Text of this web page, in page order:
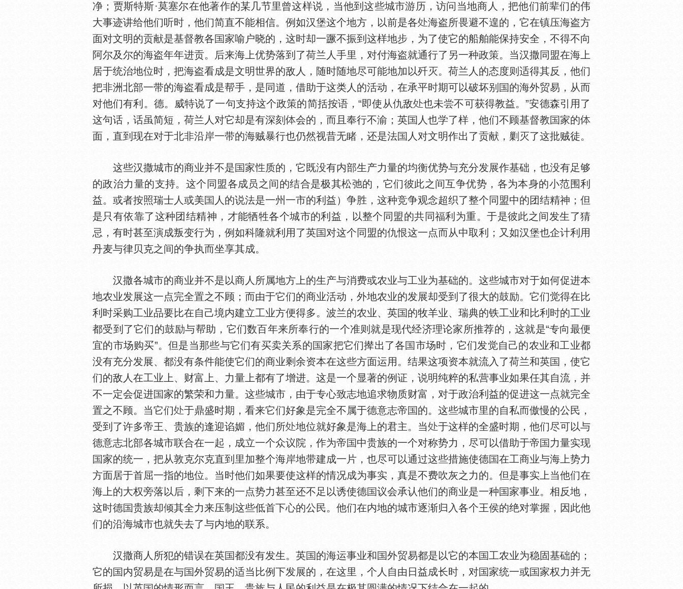
净；贾斯特斯·莫塞尔在他著作的某几节里曾这样说，当他到这些城市游历，访问当地商人，把他们前辈们的伟
大事迹讲给他们听时，他们简直不能相信。例如汉堡这个地方，以前是各
海盗所畏避不遑的，它在镇压海盗方
面对文明的贡献是基督教各
家喻户晓的，这时却一蹶不振到这样地步，为了使它的船舶能保持安全，不得不向
阿尔及尔的海盗年年进贡。后来海上优势落到了荷兰人手里，对付海盗就通行了另一种政策。当汉撒同盟在海上
居于统治地位时，把海盗看成是文明世界的敌人，随时随地尽可能地加以歼灭。荷兰人的态度则适得其反，他们
把非洲北部一带的海盗看成是帮手，是同道，借助于这类人的活动，在承平时期可以破坏别
的海外贸易，从而
对他们有利。德。威特说了一句支持这个政策的简括按语，“即使从仇敌
也未尝不可获得教益。”安德森引用了
这句话，话虽简短，荷兰人对它却是有深刻
会的，而且奉行不渝；英 人也学了样，他们不顾基督教
家的
面，直到现在对于北非沿岸一带的海贼暴行也仍然视昔无睹，还是法
人对文明作出了贡献，剿灭了这批贼徒。
这些汉撒城市的商业并不是 家
质的，它既没有内部生产力量的均衡优势与充分发展作基础，也没有足够
的政治力量的支持。这个同盟各成员之间的结合是极其松弛的，它们彼此之间互争优势，各为本身的小范围利
益。或者按照瑞士人或美
人的说法是一州一市的利益）争胜，这种竞争观念超织了整个同盟中的团结精神；但
是只有依靠了这种团结精神，才能牺牲各个城市的利益，以整个同盟的共同福利为重。于是彼此之间发生了猜
忌，有时甚至演成叛变行为，例如科隆就利用了英
对这个同盟的仇恨这一点而从中取利；又如汉堡也企计利用
丹麦与律贝克之间的争执而坐享其成。
汉撒各城市的商业并不是以商人所属地方上的生产与消费或农业与工业为基础的。这些城市对于如何促进本
地农业发展这一点完全置之不顾；而由于它们的商业活动，外地农业的发展却受到了很大的鼓励。它们觉得在比
利时采购工业品要比在自己境内建立工业方便得多。波兰的农业、英
的牧羊业、瑞典的铁工业和比利时的工业
都受到了它们的鼓励与帮助，它们数百年来所奉行的一个准则就是现代经济理论家所推荐的，这就是“专向最便
宜的市场购买”。但是当那些与它们有买卖关系的
家把它们撵出了各
市场时，它们发觉自己的农业和工业都
没有充分发展、都没有条件能使它们的商业剩余资本在这些方面运用。结果这项资本就流入了荷兰和英
，使它
们的敌人在工业上、财富上、力量上都有了增进。这是一个显著的例证，说明纯粹的私营事业如果任其自流，并
不一定会促进
家的繁荣和力量。这些城市，由于专心致志地追求物质财富，对于政治利益的促进这一点就完全
置之不顾。当它们
于鼎盛时期，看来它们好象是完全不属于德意志帝
的。这些城市里的自私而傲慢的公民，
受到了许多帝王、贵族的逢迎谄媚，他们所
地位就好象是海上的君主。当
于这样的全盛时期，他们尽可以与
德意志北部各城市联合在一起，成立一个众议院，作为帝
中贵族的一个对称势力，尽可以借助于帝
力量实现
家的统一，把从敦克尔克直到里加整个海岸地带建成一片，也尽可以通过这些措施使德
在工商业与海上势力
方面居于首屈一指的地位。当时他们如果要使这样的情况成为事实，真是不费吹灰之力的。但是事实上当他们在
海上的大权旁落以后，剩下来的一点势力甚至还不足以诱使德
议会承认他们的商业是一种
家事业。相反地，
这时德
贵族却倾其全力来压制这些低首下心的公民。他们在内地的城市逐渐归入各个王侯的绝对掌握，因此他
们的沿海城市也就失去了与内地的联系。
汉撒商人所犯的错误在英 都没有发生。英 的海运事业和 外贸易都是以它的本
工农业为稳固基础的；
它的
内贸易是在与 外贸易的适当比例下发展的，在这里，个人自由日益成长时，对 家统一或
家权力并无